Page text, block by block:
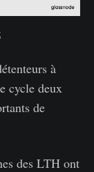
à
cycle deux
de
des LTH ont